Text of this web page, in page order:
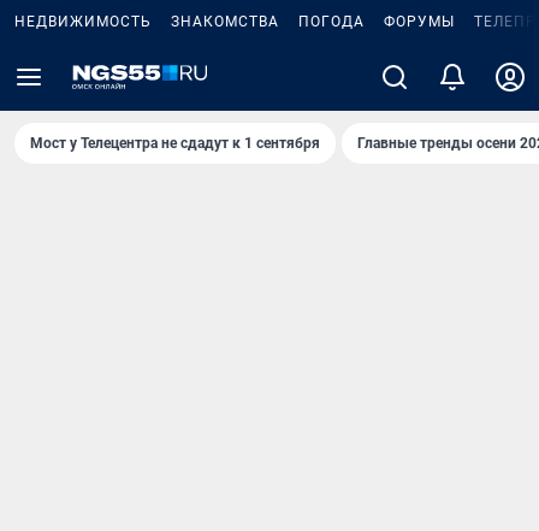
НЕДВИЖИМОСТЬ ЗНАКОМСТВА ПОГОДА ФОРУМЫ
Мост у Телецентра не сдадут к 1 сентября Главные тренды осени